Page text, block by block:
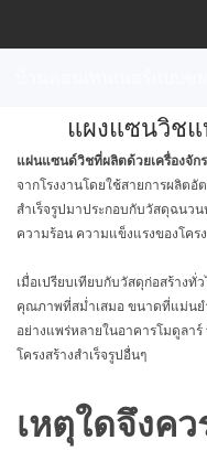
แผงแซนวิชแ
แผ่นแซนด์วิชที่ผลิตด้วยเครื่องจักร
จากโรงงานโดยใช้สายการผลิต
สำเร็จรูปมาประกอบกับวัสดุฉนวน
ความร้อน ความแข็งแรงของโคร
เมื่อเปรียบเทียบกับวัสดุก่อสร้างทั่
คุณภาพที่สม่ำเสมอ ขนาดที่แม่นย
อย่างแพร่หลายในอาคารโมดูลาร์
โครงสร้างสำเร็จรูปอื่นๆ
เหตุใดจึงค